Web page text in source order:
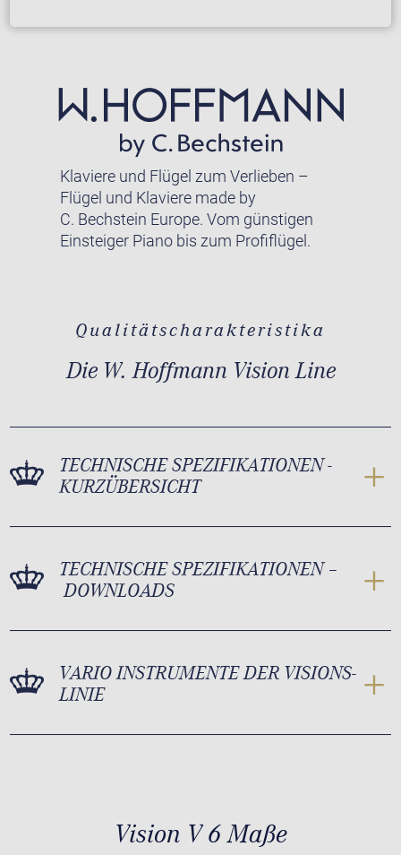
Klaviere und Flügel zum Verlieben –
Flügel und Klaviere made by
C. Bechstein Europe. Vom günstigen
Einsteiger Piano bis zum Profiflügel.
Qualitätscharakteristika
Die W. Hoffmann Vision Line
TECHNISCHE SPEZIFIKATIONEN -
KURZÜBERSICHT
TECHNISCHE SPEZIFIKATIONEN –
DOWNLOADS
VARIO INSTRUMENTE DER VISIONS-
LINIE
Vision V 6 Maße